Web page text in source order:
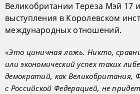
Великобритании Тереза Мэй 17
выступления в Королевском
международных отношений.
«Это циничная ложь. Никто,
или экономический успех таких
демократий, как Великобритания,
с Российской Федерацией, не